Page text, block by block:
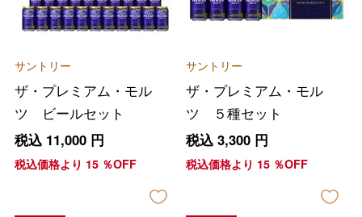
サントリー
ザ・プレミアム・モル
ツ ビールセット
税込 11,000円
税込価格より 15％OFF
サントリー
ザ・プレミアム・モル
ツ ５種セット
税込 3,300円
税込価格より 15％OFF